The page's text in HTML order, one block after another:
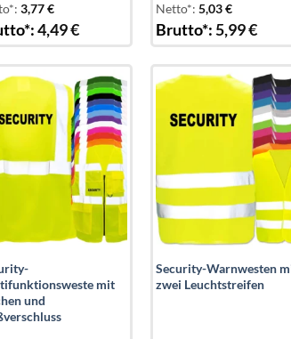
3,77€
4,49€
Netto*: 5,03€
Brutto*:5,99€
Add to
wishlist
mit
und
Add to
Security-Warnwesten
zwei Leuchtstreifen